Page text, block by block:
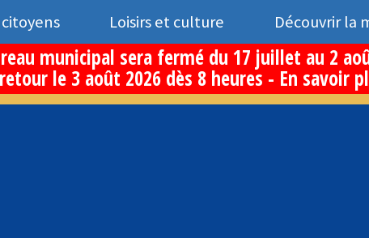
Loisirs et culture Découvrir la
municipal sera fermé du 17 juillet au 2
le 3 août 2026 dès 8 heures - En savoir